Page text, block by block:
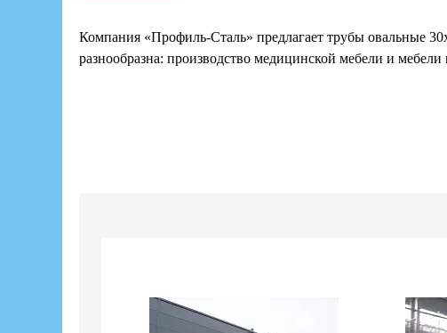
Компания «Профиль-Сталь» предлагает трубы овальные
разнообразна: производство медицинской мебели и